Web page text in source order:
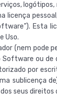
licença
Esta
Uso.
(nem pode
ou de
por
sublicença
seus